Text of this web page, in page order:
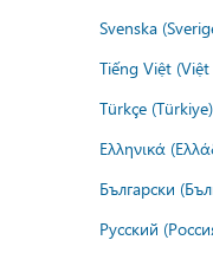
Svenska
Tiếng Việt
Türkçe (Türkiye)
Ελληνικά
Български
Русский